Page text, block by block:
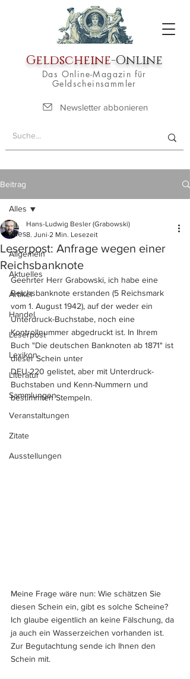
Geldscheine-Online
Das Online-Magazin für
Geldscheinsammler
Newsletter abbonieren
Beitrag
Alles
Allgemein
Aktuelles
Artikel
Handel
Leserpost
Lexikon
Literatur
Sammlungen
Veranstaltungen
Zitate
Ausstellungen
Alles
Leserpost: Anfrage wegen einer
Reichsbanknote
Hans-Ludwig Besler (Grabowski)
8. Juni 2 Min. Lesezeit
Geehrter Herr Grabowski, ich habe eine
Reichsbanknote erstanden (5 Reichsmark
vom 1. August 1942), auf der weder ein
Unterdruck-Buchstabe, noch eine
Kontrollnummer abgedruckt ist. In Ihrem
Buch "Die deutschen Banknoten ab 1871" ist
dieser Schein unter
DEU-220 gelistet, aber mit Unterdruck-
Buchstaben und Kenn-Nummern und
bestimmten Stempeln.
Meine Frage wäre nun: Wie schätzen Sie
diesen Schein ein, gibt es solche Scheine?
Ich glaube eigentlich an keine Fälschung, da
ja auch ein Wasserzeichen vorhanden ist.
Zur Begutachtung sende ich Ihnen den
Schein mit.